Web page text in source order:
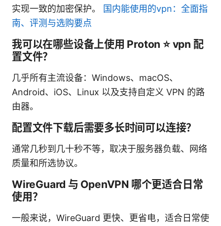
实现一致的加密保护。
国内能使用的vpn：全面指
南、评测与选购要点
我可以在哪些设备上使用 Proton ⭐ vpn 配
置文件？
几乎所有主流设备：Windows、macOS、
Android、iOS、Linux 以及支持自定义 VPN 的路
由器。
配置文件下载后需要多长时间可以连接？
通常几秒到几十秒不等，取决于服务器负载、网络
质量和所选协议。
WireGuard 与 OpenVPN 哪个更适合日常
使用？
一般来说，WireGuard 更快、更省电，适合日常使